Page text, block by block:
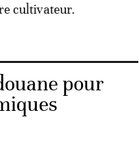
cultivateur.
pour